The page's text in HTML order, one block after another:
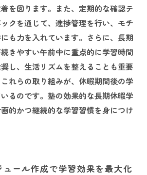
を図ります。また、定期的な確認テ
クを通じて、進捗管理を行い、モチ
も力を入れています。さらに、長期
きやすい午前中に重点的に学習時間
し、生活リズムを整えることも重要
れらの取り組みが、休暇期間後の学
るのです。塾の効果的な長期休暇学
的かつ継続的な学習習慣を身につけ
ール作成で学習効果を最大化